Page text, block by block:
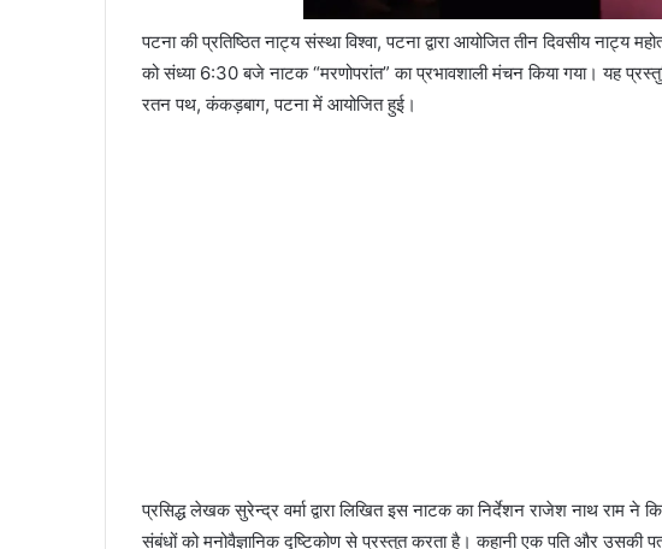
पटना की प्रतिष्ठित नाट्य संस्था विश्वा, पटना द्वारा आयोजित तीन दिवसीय
को संध्या 6:30 बजे नाटक “मरणोपरांत” का प्रभावशाली मंचन किया गया। यह
रतन पथ, कंकड़बाग, पटना में आयोजित हुई।
प्रसिद्ध लेखक सुरेन्द्र वर्मा द्वारा लिखित इस नाटक का निर्देशन राजेश नाथ राम
संबंधों को मनोवैज्ञानिक दृष्टिकोण से प्रस्तुत करता है। कहानी एक पति और उसकी